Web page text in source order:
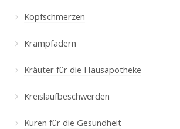
Kopfschmerzen
Krampfadern
Kräuter für die Hausapotheke
Kreislaufbeschwerden
Kuren für die Gesundheit